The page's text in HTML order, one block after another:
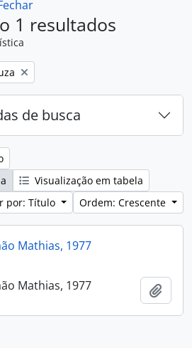
1 resultados
de busca
Visualização em tabela
por: Título
Ordem: Crescente
Mathias, 1977
Mathias, 1977